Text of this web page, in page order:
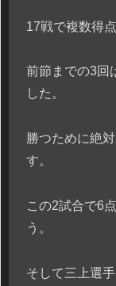
17戦で複数得
前節までの3回
した。
勝つために絶
す。
この2試合で6
う。
そして三上選